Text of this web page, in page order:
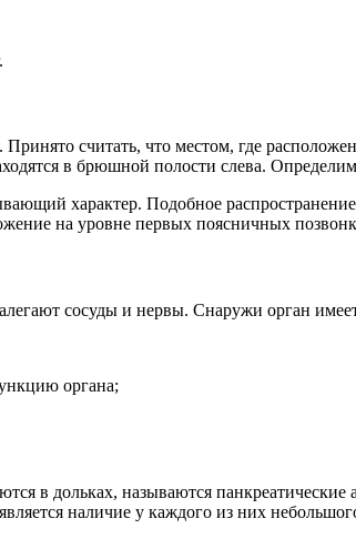
считать, что местом, где
в брюшной полости слева.
характер. Подобное
на уровне первых поясничных
сосуды и нервы. Снаружи орган
органа;
в дольках, называются
наличие у каждого из них